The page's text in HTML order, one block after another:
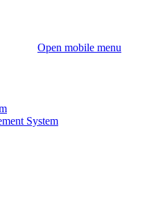
Open mobile menu
System